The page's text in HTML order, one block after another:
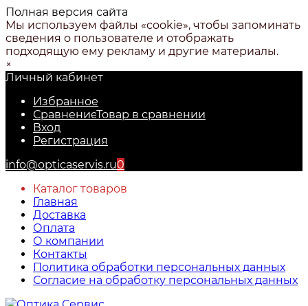
Полная версия сайта
Мы используем файлы «cookie», чтобы запоминать
сведения о пользователе и отображать
подходящую ему рекламу и другие материалы.
×
Личный кабинет
Избранное
СравнениеТовар в сравнении
Вход
Регистрация
info@opticaservis.ru0
Каталог товаров
Главная
Доставка
Оплата
О компании
Контакты
Политика обработки персональных данных
Согласие на обработку персональных данных